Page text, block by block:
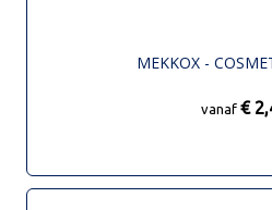
MEKKOX -
vanaf €